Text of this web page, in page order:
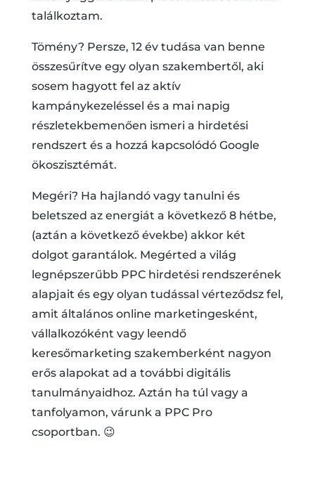
találkoztam.
Tömény? Persze, 12 év tudása van benne
összesűrítve egy olyan szakembertől, aki
sosem hagyott fel az aktív
kampánykezeléssel és a mai napig
részletekbemenően ismeri a hirdetési
rendszert és a hozzá kapcsolódó Google
ökoszisztémát.
Megéri? Ha hajlandó vagy tanulni és
beletszed az energiát a következő 8 hétbe,
(aztán a következő évekbe) akkor két
dolgot garantálok. Megérted a világ
legnépszerűbb PPC hirdetési rendszerének
alapjait és egy olyan tudással vérteződsz fel,
amit általános online marketingesként,
vállalkozóként vagy leendő
keresőmarketing szakemberként nagyon
erős alapokat ad a további digitális
tanulmányaidhoz. Aztán ha túl vagy a
tanfolyamon, várunk a PPC Pro
csoportban. 😉